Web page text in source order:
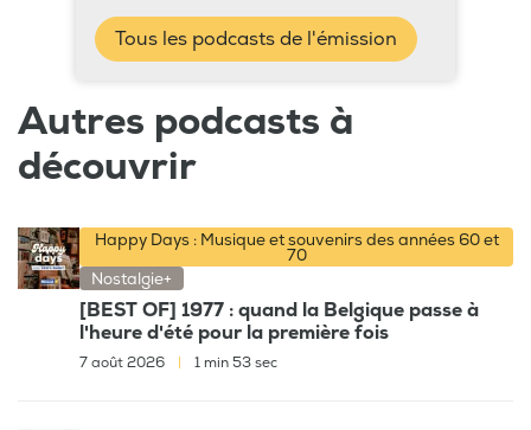
Tous les podcasts de l'émission
Autres podcasts à
découvrir
Happy Days : Musique et souvenirs des années 60 et
70
Nostalgie+
[BEST OF] 1977 : quand la Belgique passe à
l'heure d'été pour la première fois
7 août 2026 1 min 53 sec